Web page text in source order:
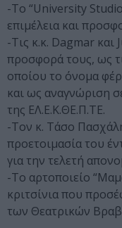
-Tο “University
επιμέλεια και
-Τις κ.κ. Dagmar και
προσφορά τους, ως
οποίου το όνομα
και ως αναγνώριση
της ΕΛ.Ε.Κ.ΘΕ.Π.ΤΕ.
-Tον κ. Τάσο
προετοιμασία του
για την τελετή
-Το αρτοποιείο
κριτσίνια που
των Θεατρικών